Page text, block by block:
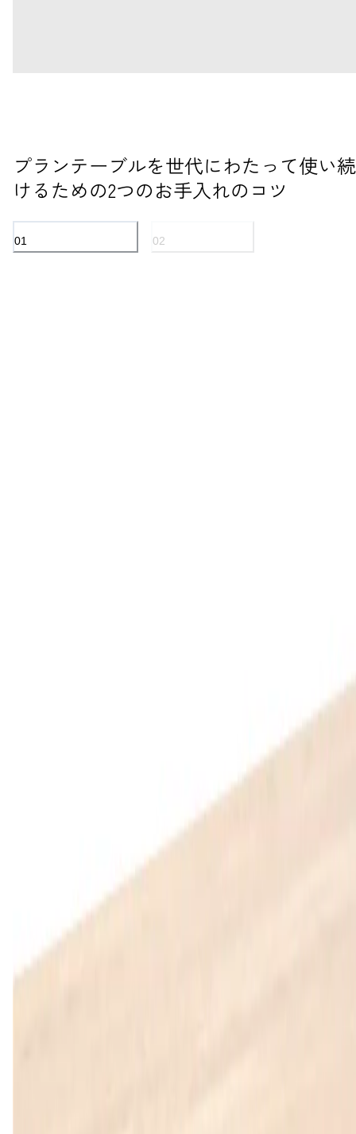
プランテーブルを世代にわたって使い続
けるための2つのお手入れのコツ
01 02